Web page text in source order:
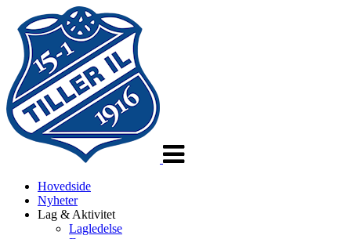
Hovedside
Nyheter
Lag & Aktivitet
Lagledelse